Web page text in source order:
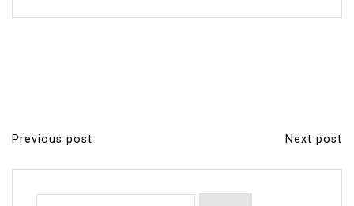
P
o
Previous post Next post
Search